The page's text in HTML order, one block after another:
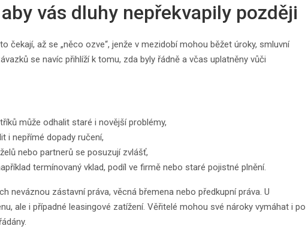
vás dluhy nepřekvapily později
čekají, až se „něco ozve“, jenže v mezidobí mohou běžet úroky, smluvní
se navíc přihlíží k tomu, zda byly řádně a včas uplatněny vůči
může odhalit staré i novější problémy,
i nepřímé dopady ručení,
nebo partnerů se posuzují zvlášť,
termínovaný vklad, podíl ve firmě nebo staré pojistné plnění.
neváznou zástavní práva, věcná břemena nebo předkupní práva. U
ale i případné leasingové zatížení. Věřitelé mohou své nároky vymáhat i po